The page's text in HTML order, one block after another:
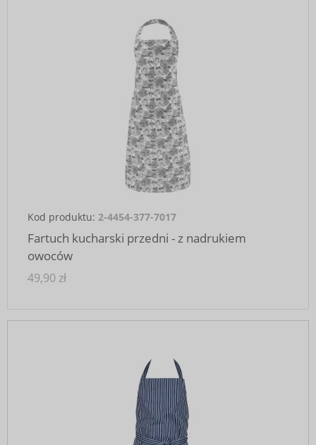
Kod produktu: 2-4454-377-7017
Fartuch kucharski przedni - z nadrukiem
owoców
49,90 zł